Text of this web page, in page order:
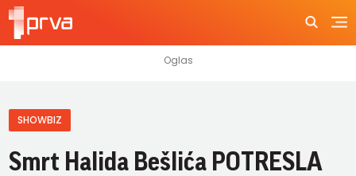
SHOWBIZ
Smrt Halida Bešlića POTRESLA